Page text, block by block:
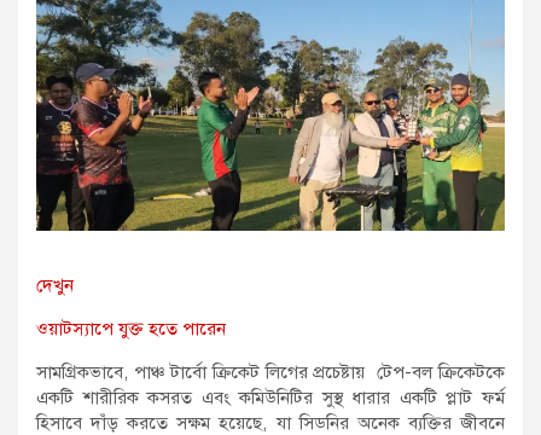
দেখুন
ওয়াটস্যাপে যুক্ত হতে পারেন
সামগ্রিকভাবে, পাঞ্চ টার্বো ক্রিকেট লিগের প্রচেষ্টায় টেপ-বল ক্রিকেটকে
একটি শারীরিক কসরত এবং কমিউনিটির সুস্থ ধারার একটি প্লাট ফর্ম
হিসাবে দাঁড় করতে সক্ষম হয়েছে, যা সিডনির অনেক ব্যক্তির জীবনে